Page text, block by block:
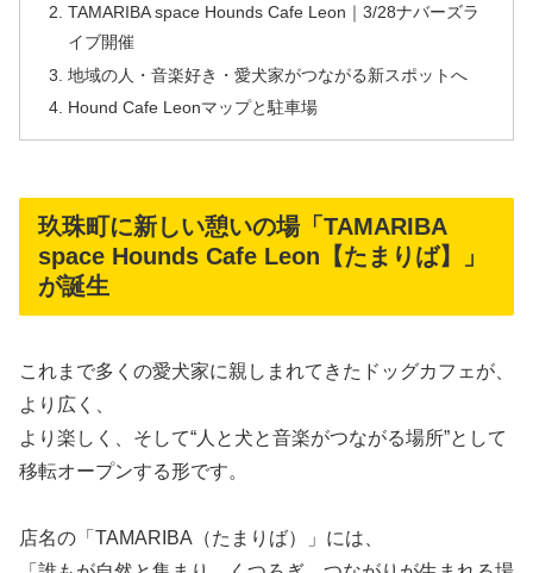
TAMARIBA space Hounds Cafe Leon｜3/28ナバーズラ
イブ開催
地域の人・音楽好き・愛犬家がつながる新スポットへ
Hound Cafe Leonマップと駐車場
玖珠町に新しい憩いの場「TAMARIBA
space Hounds Cafe Leon【たまりば】」
が誕生
これまで多くの愛犬家に親しまれてきたドッグカフェが、
より広く、
より楽しく、そして“人と犬と音楽がつながる場所”として
移転オープンする形です。
店名の「TAMARIBA（たまりば）」には、